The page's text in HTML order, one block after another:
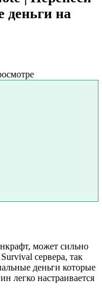
деньги на
может сильно
сервера, так
деньги которые
легко настраивается